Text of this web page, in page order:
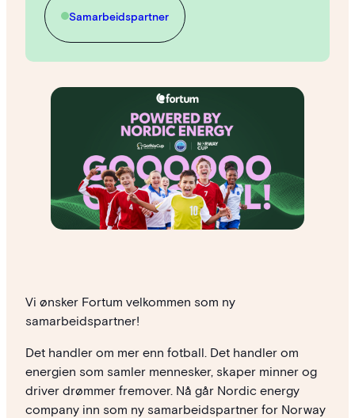
Samarbeidspartner
Vi ønsker Fortum velkommen som ny
samarbeidspartner!
Det handler om mer enn fotball. Det handler om
energien som samler mennesker, skaper minner og
driver drømmer fremover. Nå går Nordic energy
company inn som ny samarbeidspartner for Norway